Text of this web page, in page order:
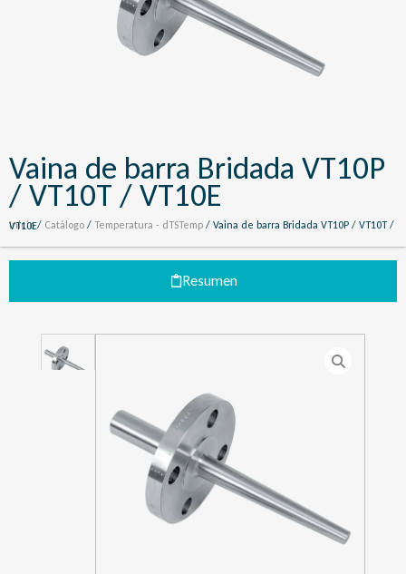
Vaina de barra Bridada VT10P
/ VT10T / VT10E
Inicio/ Catálogo / Temperatura - dTSTemp
/ Vaina de barra Bridada VT10P / VT10T / VT10E
Resumen